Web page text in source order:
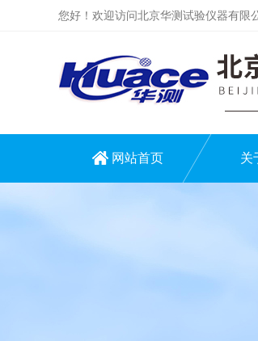
您好！欢迎访问北京华测试验仪器有限
网站首页 关